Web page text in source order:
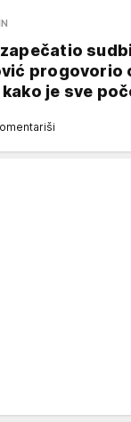
progovorio
je sve